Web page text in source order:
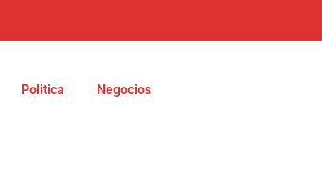
Politica Negocios